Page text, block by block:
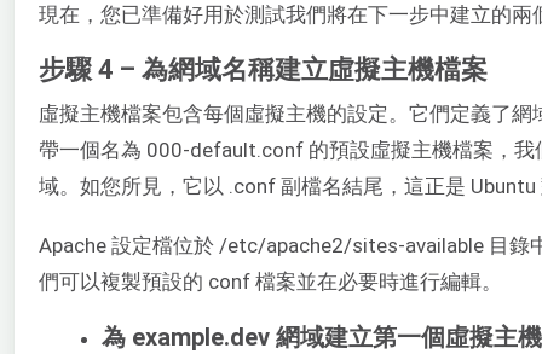
現在，您已準備好用於測試我們將在下一步中建立的兩
步驟 4 – 為網域名稱建立虛擬主機檔案
虛擬主機檔案包含每個虛擬主機的設定。它們定義了
帶一個名為 000-default.conf 的預設虛擬主機檔案，
域。如您所見，它以 .conf 副檔名結尾，這正是
Apache 設定檔位於 /etc/apache2/sites-available 目錄
們可以複製預設的 conf 檔案並在必要時進行編輯。
為 example.dev 網域建立第一個虛擬主